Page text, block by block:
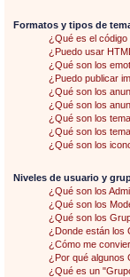
Formatos y tipos de
¿Qué es el código
¿Puedo usar
¿Qué son los
¿Puedo publicar
¿Qué son los
¿Qué son los
¿Qué son los
¿Qué son los
¿Qué son los
Niveles de usuario y
¿Qué son los
¿Qué son los
¿Qué son los
¿Donde están los
¿Cómo me
¿Por qué algunos
¿Qué es un